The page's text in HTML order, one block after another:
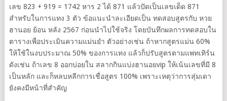
เลข 823 + 919 = 1742 หาร 2 ได้ 871 แล้วปัดเป็นเลขเด็ด 871
สำหรับในการแทง 3 ตัว ข้อแนะนำละเอียดเป็น ทดสอบสูตรกับ หวย
ฮานอย ย้อน หลัง 2567 ก่อนนำไปใช้จริง โดยบันทึกผลการทดสอบใน
ตารางเพื่อประเมินความแม่นยำ ตัวอย่างเช่น ถ้าหากสูตรแม่น 60%
ให้ใช้ในงบประมาณ 50% ของการแทง แล้วก็ปรับสูตรตามแพทเทิร์น
ดังเช่น ถ้าเลข 8 ออกบ่อยใน สลากกินแบ่งฮานอยvip ให้เน้นเลขที่มี 8
เป็นหลัก และก็หลบหลีกการเชื่อสูตร 100% เพราะเหตุว่าการสุ่มเดา
ยังคงมีหน้าที่สำคัญ